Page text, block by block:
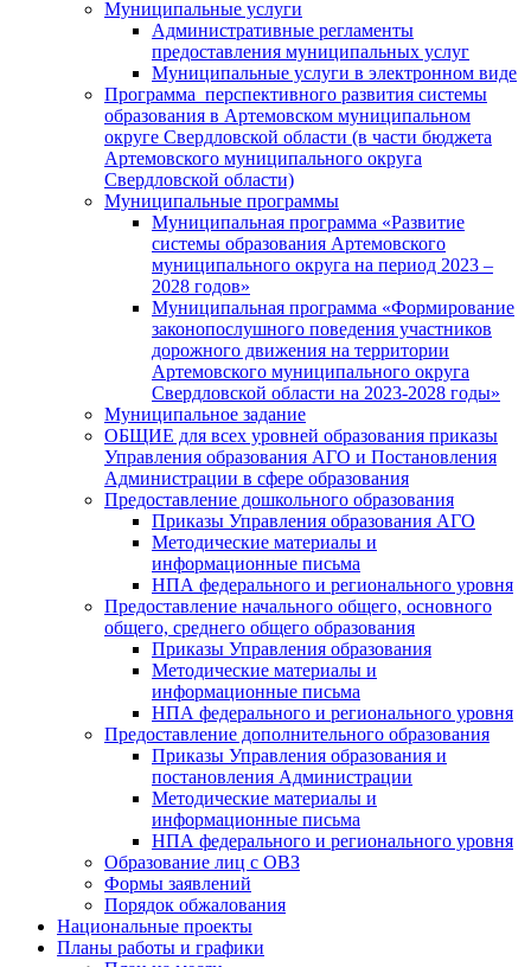
Муниципальные услуги
Административные регламенты
предоставления муниципальных услуг
Муниципальные услуги в электронном виде
Программа перспективного развития системы
образования в Артемовском муниципальном
округе Свердловской области (в части бюджета
Артемовского муниципального округа
Свердловской области)
Муниципальные программы
Муниципальная программа «Развитие
системы образования Артемовского
муниципального округа на период 2023 –
2028 годов»
Муниципальная программа «Формирование
законопослушного поведения участников
дорожного движения на территории
Артемовского муниципального округа
Свердловской области на 2023-2028 годы»
Муниципальное задание
ОБЩИЕ для всех уровней образования приказы
Управления образования АГО и Постановления
Администрации в сфере образования
Предоставление дошкольного образования
Приказы Управления образования АГО
Методические материалы и
информационные письма
НПА федерального и регионального уровня
Предоставление начального общего, основного
общего, среднего общего образования
Приказы Управления образования
Методические материалы и
информационные письма
НПА федерального и регионального уровня
Предоставление дополнительного образования
Приказы Управления образования и
постановления Администрации
Методические материалы и
информационные письма
НПА федерального и регионального уровня
Образование лиц с ОВЗ
Формы заявлений
Порядок обжалования
Национальные проекты
Планы работы и графики